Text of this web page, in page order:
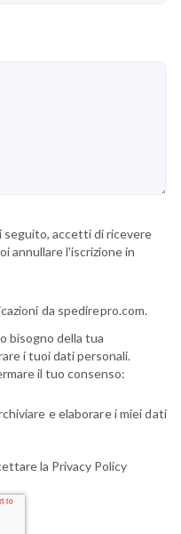
seguito, accetti di ricevere
annullare l'iscrizione in
da spedirepro.com.
bisogno della tua
i tuoi dati personali.
il tuo consenso:
e elaborare i miei dati
la Privacy Policy